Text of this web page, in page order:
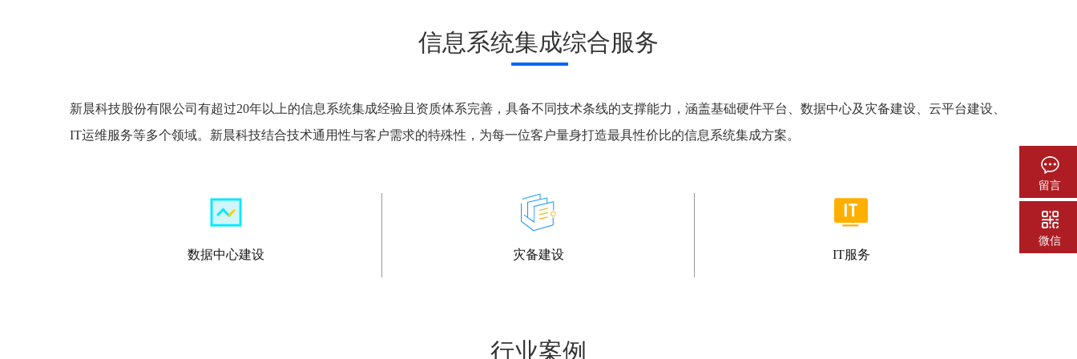
信息系统集成综合服务
新晨科技股份有限公司有超过20年以上的信息系统集成经验且资质体系完善，具备不同技术条线的支撑能力，涵盖基础硬件平台、数据中心及灾备建设、云平台建设、
IT运维服务等多个领域。新晨科技结合技术通用性与客户需求的特殊性，为每一位客户量身打造最具性价比的信息系统集成方案。
数据中心建设 灾备建设 IT服务
行业案例
留言
微信